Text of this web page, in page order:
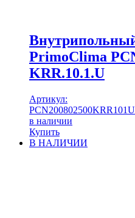
PrimoClima
KRR.10.1.U
Артикул:
PCN200802500KRR101U
в наличии
Купить
В НАЛИЧИИ